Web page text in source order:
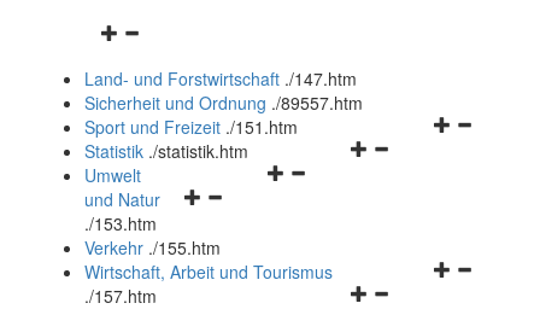
Navigationsmenü
und
schließen
Land- und Forstwirtschaft ./147.htm
Sicherheit und Ordnung ./89557.htm
Navigationsmenü
Sport und Freizeit ./151.htm
Navigationsmenü
Statistik ./statistik.htm
Navigationsmenü
und
schließen
Umwelt
und Natur
./153.htm
Verkehr ./155.htm
Navigationsmenü
Wirtschaft, Arbeit und Tourismus
./157.htm